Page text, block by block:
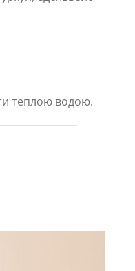
теплою водою.